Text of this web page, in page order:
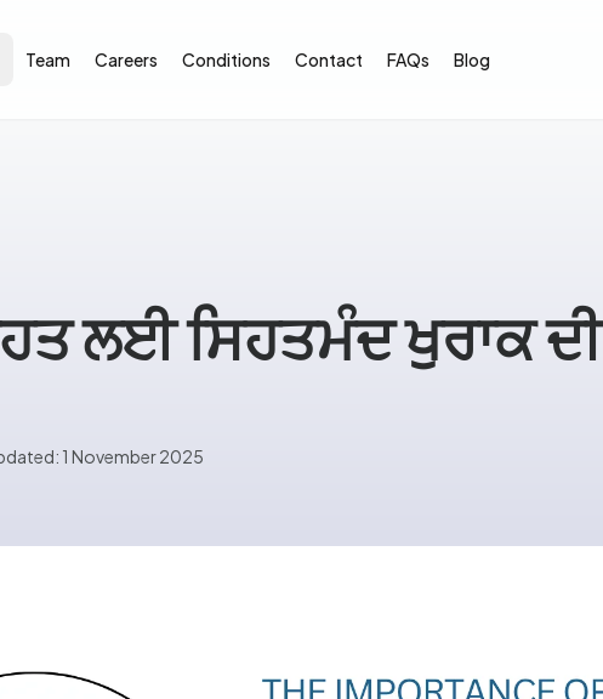
Team Careers Conditions Contact FAQs Blog
ਲਈ ਸਿਹਤਮੰਦ ਖੁਰਾਕ ਦੀ
1 November 2025